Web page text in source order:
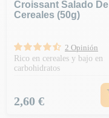
Croissant Salado De
Cereales (50g)
2 Opinión
Rico en cereales y bajo en
carbohidratos
Precio
2,60 €